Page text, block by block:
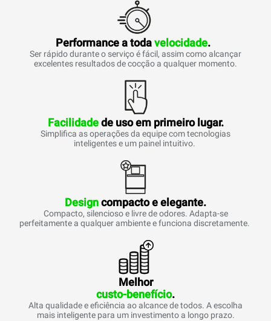
Performance a todavelocidade.
Ser rápido durante o serviço é fácil, assim como alcançar
excelentes resultados de cocção a qualquer momento.
Facilidadede uso em primeiro lugar.
Simplifica as operações da equipe com tecnologias
inteligentes e um painel intuitivo.
Designcompacto e elegante.
Compacto, silencioso e livre de odores. Adapta-se
perfeitamente a qualquer ambiente e funciona discretamente.
Melhor
custo-benefício.
Alta qualidade e eficiência ao alcance de todos. A escolha
mais inteligente para um investimento a longo prazo.